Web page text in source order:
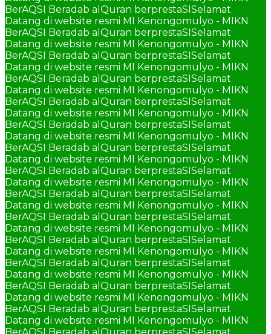
BerAQSI Beradab alQuran berprestaSISelamat
Datang di website resmi MI Kenongomulyo - MIKN
BerAQSI Beradab alQuran berprestaSISelamat
Datang di website resmi MI Kenongomulyo - MIKN
BerAQSI Beradab alQuran berprestaSISelamat
Datang di website resmi MI Kenongomulyo - MIKN
BerAQSI Beradab alQuran berprestaSISelamat
Datang di website resmi MI Kenongomulyo - MIKN
BerAQSI Beradab alQuran berprestaSISelamat
Datang di website resmi MI Kenongomulyo - MIKN
BerAQSI Beradab alQuran berprestaSISelamat
Datang di website resmi MI Kenongomulyo - MIKN
BerAQSI Beradab alQuran berprestaSISelamat
Datang di website resmi MI Kenongomulyo - MIKN
BerAQSI Beradab alQuran berprestaSISelamat
Datang di website resmi MI Kenongomulyo - MIKN
BerAQSI Beradab alQuran berprestaSISelamat
Datang di website resmi MI Kenongomulyo - MIKN
BerAQSI Beradab alQuran berprestaSISelamat
Datang di website resmi MI Kenongomulyo - MIKN
BerAQSI Beradab alQuran berprestaSISelamat
Datang di website resmi MI Kenongomulyo - MIKN
BerAQSI Beradab alQuran berprestaSISelamat
Datang di website resmi MI Kenongomulyo - MIKN
BerAQSI Beradab alQuran berprestaSISelamat
Datang di website resmi MI Kenongomulyo - MIKN
BerAQSI Beradab alQuran berprestaSISelamat
Datang di website resmi MI Kenongomulyo - MIKN